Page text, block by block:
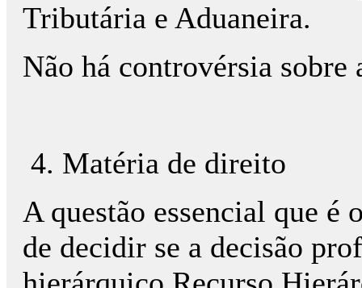
Tributária e Aduaneira.
Não há controvérsia sobre
4. Matéria de direito
A questão essencial que é
de decidir se a decisão